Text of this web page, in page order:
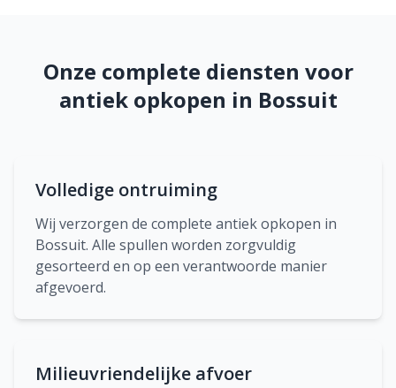
Onze complete diensten voor
antiek opkopen in Bossuit
Volledige ontruiming
Wij verzorgen de complete antiek opkopen in
Bossuit. Alle spullen worden zorgvuldig
gesorteerd en op een verantwoorde manier
afgevoerd.
Milieuvriendelijke afvoer